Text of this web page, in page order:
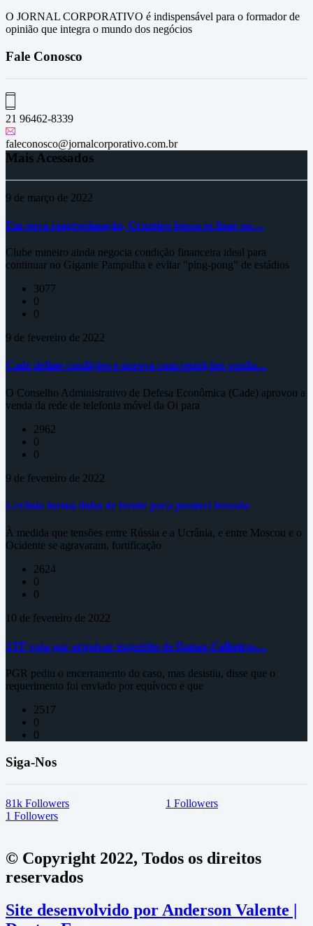
O JORNAL CORPORATIVO é indispensável para o formador de
opinião que integra o mundo dos negócios
Fale Conosco
21 96462-8339
faleconosco@jornalcorporativo.com.br
Mais Acessados
9 de março de 2022
Em nova reaproximação, Cruzeiro busca se fixar no…
Clube mineiro ainda negocia condição financeira ideal para
continuar no Gigante Pampulha e evitar "ping-pong" de estádios
3077
0
0
9 de fevereiro de 2022
Cade define condições e aprova com restrições venda…
O Conselho Administrativo de Defesa Econômica (Cade) aprovou a
venda da rede de telefonia móvel da Oi para
2962
0
0
9 de fevereiro de 2022
Ucrânia forma linha de frente para possível invasão
À medida que tensões entre Rússia e a Ucrânia, e entre Moscou e o
Ocidente se agravaram, fortificação
2624
0
0
10 de fevereiro de 2022
STF vota por arquivar inquérito de Renan Calheiros…
PGR pediu o encerramento do caso, mas desistiu, disse que o
requerimento foi enviado por equívoco e que
2517
0
0
Siga-Nos
81k Followers 1 Followers
1 Followers
© Copyright 2022, Todos os direitos
reservados
Site desenvolvido por Anderson Valente |